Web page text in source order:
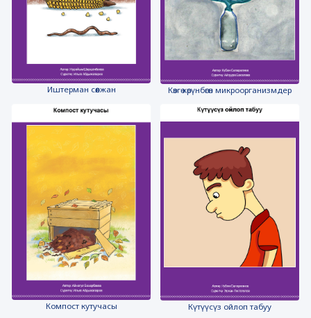
Иштерман сөөлжан Көзгө көрүнбөгөн микроорганизмдер
Компост кутучасы Күтүүсүз ойлоп табуу